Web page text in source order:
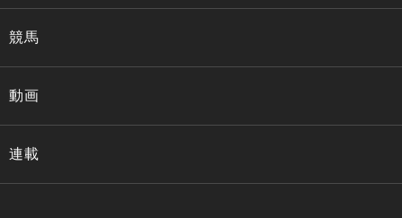
競馬
動画
連載